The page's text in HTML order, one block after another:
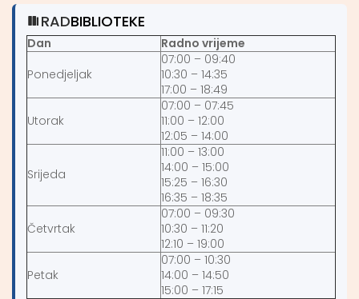
RADBIBLIOTEKE
Dan
Radno vrijeme
Ponedjeljak
07:00 – 09:40
10:30 – 14:35
17:00 – 18:49
Utorak
07:00 – 07:45
11:00 – 12:00
12:05 – 14:00
Srijeda
11:00 – 13:00
14:00 – 15:00
15:25 – 16:30
16:35 – 18:35
Četvrtak
07:00 – 09:30
10:30 – 11:20
12:10 – 19:00
Petak
07:00 – 10:30
14:00 – 14:50
15:00 – 17:15